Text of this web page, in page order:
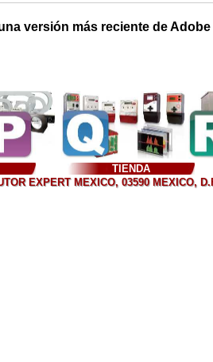
versión más reciente de Adobe
TIENDA
EXPERT MEXICO, 03590 MEXICO,